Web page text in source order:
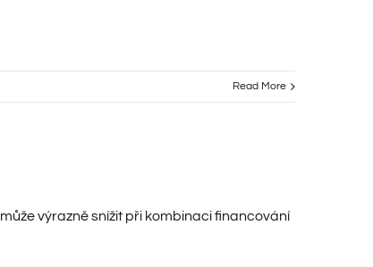
Read More
výrazně snížit při kombinaci financování